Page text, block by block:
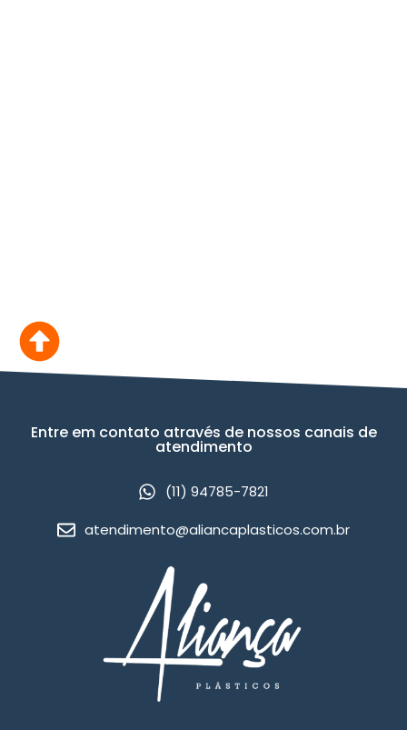
Entre em contato através de nossos canais de
atendimento
(11) 94785-7821
atendimento@aliancaplasticos.com.br